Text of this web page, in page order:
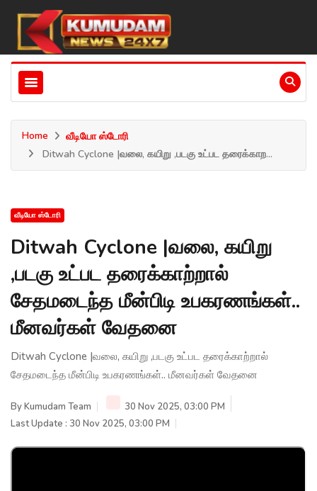
Home
வீடியோ ஸ்டோரி
Ditwah Cyclone |வலை, கயிறு ,படகு உட்பட தரைக்காற...
வீடியோ ஸ்டோரி
Ditwah Cyclone |வலை, கயிறு
,படகு உட்பட தரைக்காற்றால்
சேதமடைந்த மீன்பிடி உபகரணங்கள்..
மீனவர்கள் வேதனை
Ditwah Cyclone |வலை, கயிறு ,படகு உட்பட தரைக்காற்றால்
சேதமடைந்த மீன்பிடி உபகரணங்கள்.. மீனவர்கள் வேதனை
ByKumudam Team
30 Nov 2025, 03:00 PM
Last Update : 30 Nov 2025, 03:00 PM